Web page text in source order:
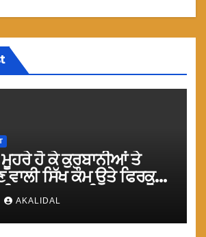
ਹੋ ਕੇ ਕੁਰਬਾਨੀਆਂ ਤੇ
ਵਾਲੀ ਸਿੱਖ ਕੌਮ ਉਤੇ ਫਿਰਕੂ
ਸ਼ਰਮਨਾਕ : ਟਿਵਾਣਾ
AKALIDAL